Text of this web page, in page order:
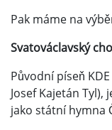
Pak máme na
Svatováclavský
Původní píseň
Josef Kajetán Tyl),
jako státní hymna